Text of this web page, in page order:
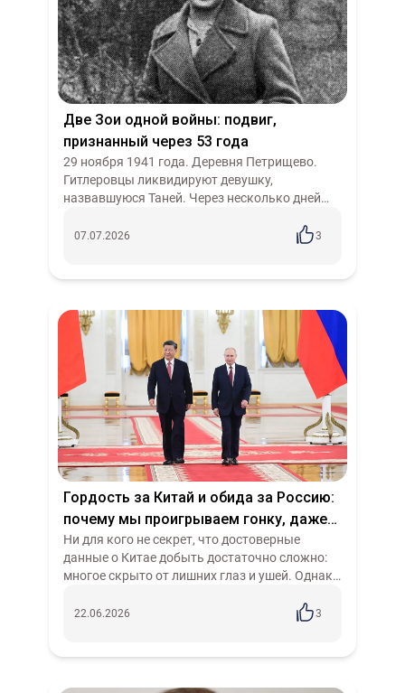
Две Зои одной войны: подвиг,
признанный через 53 года
29 ноября 1941 года. Деревня Петрищево.
Гитлеровцы ликвидируют девушку,
назвавшуюся Таней. Через несколько дней
Косьмодемьянская. Её имя будут знать все. В
07.07.2026 3
Гордость за Китай и обида за Россию:
почему мы проигрываем гонку, даже
не начав
Ни для кого не секрет, что достоверные
данные о Китае добыть достаточно сложно:
многое скрыто от лишних глаз и ушей. Однако
посвященная современному развитию кит...
22.06.2026 3